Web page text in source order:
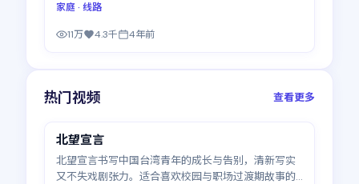
家庭· 线路
11万 4.3千 4年前
热门视频 查看更多
热门
47:31
北望宣言
北望宣言书写中国台湾青年的成长与告别，清新写实
又不失戏剧张力。适合喜欢校园与职场过渡期故事的